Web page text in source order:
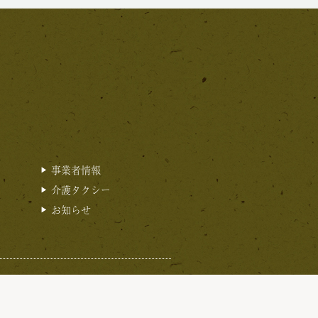
事業者情報
介護タクシー
お知らせ